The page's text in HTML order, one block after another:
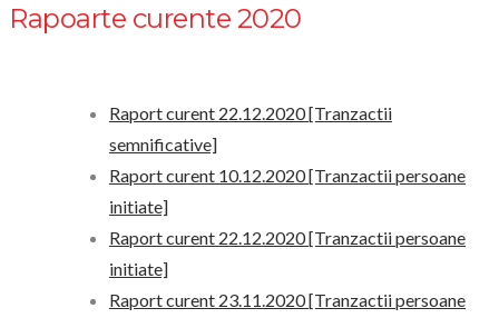
Rapoarte curente 2020
Raport curent 22.12.2020 [Tranzactii
semnificative]
Raport curent 10.12.2020 [Tranzactii persoane
initiate]
Raport curent 22.12.2020 [Tranzactii persoane
initiate]
Raport curent 23.11.2020 [Tranzactii persoane